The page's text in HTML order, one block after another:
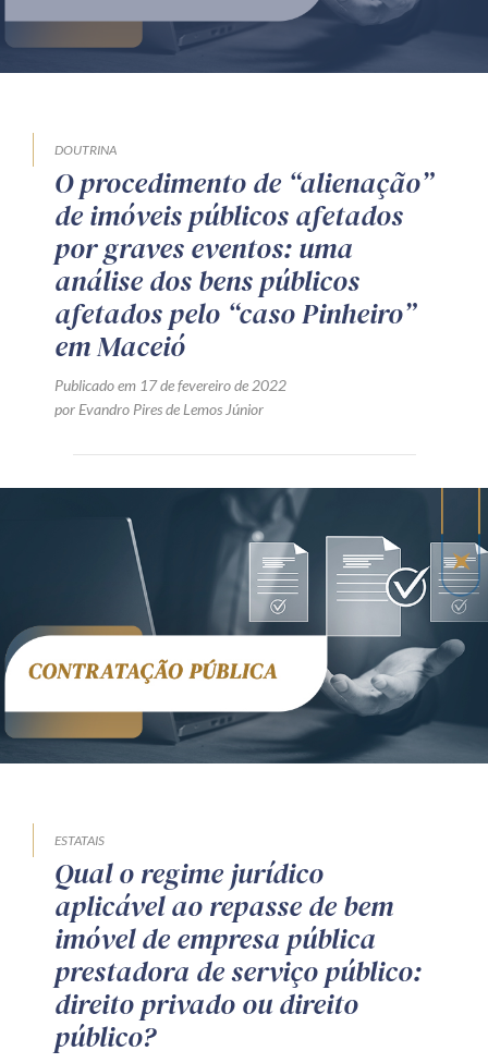
Produtos e serviços
Mentoria Zênite
Capacitação
Zênite Online
Eventos presenciais
Zênite in Company
Diferenciais
Receba por RSS
Av. Sete de Setembro, 4698
Batel Curitiba/PR CEP80240-000
Telefone (41) 2109-8666
Whatsapp (41) 98881-6616
DOUTRINA
O procedimento de “alienação”
de imóveis públicos afetados
por graves eventos: uma
análise dos bens públicos
afetados pelo “caso Pinheiro”
em Maceió
Publicado em 17 de fevereiro de 2022
por Evandro Pires de Lemos Júnior
ESTATAIS
Qual o regime jurídico
aplicável ao repasse de bem
imóvel de empresa pública
prestadora de serviço público:
direito privado ou direito
público?